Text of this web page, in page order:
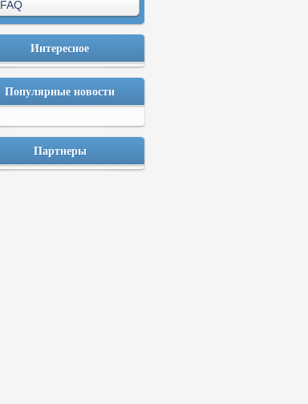
FAQ
Интересное
Популярные новости
Партнеры